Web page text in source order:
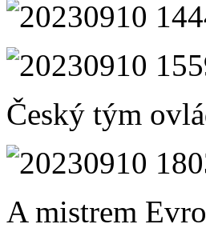
Český tým
A mistrem